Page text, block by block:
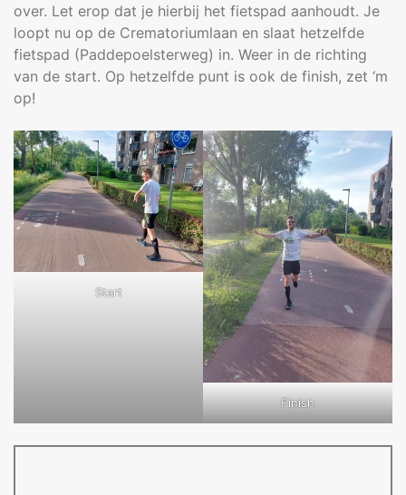
over. Let erop dat je hierbij het fietspad aanhoudt. Je
loopt nu op de Crematoriumlaan en slaat hetzelfde
fietspad (Paddepoelsterweg) in. Weer in de richting
van de start. Op hetzelfde punt is ook de finish, zet ‘m
op!
Start
Finish